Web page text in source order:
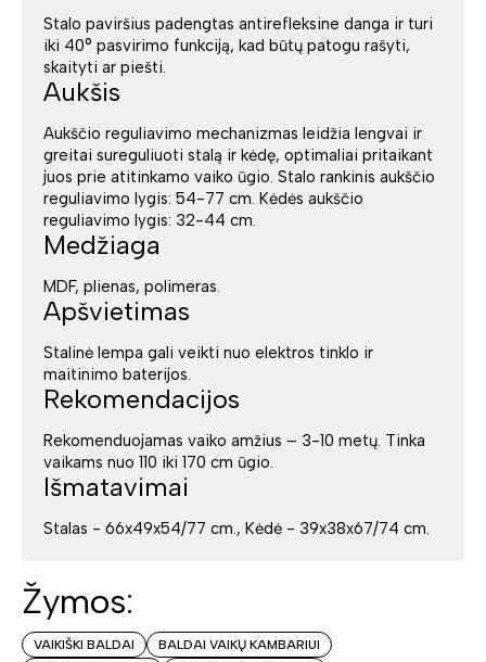
Stalo paviršius padengtas antirefleksine danga ir turi
iki 40° pasvirimo funkciją, kad būtų patogu rašyti,
skaityti ar piešti.
Aukšis
Aukščio reguliavimo mechanizmas leidžia lengvai ir
greitai sureguliuoti stalą ir kėdę, optimaliai pritaikant
juos prie atitinkamo vaiko ūgio. Stalo rankinis aukščio
reguliavimo lygis: 54-77 cm. Kėdės aukščio
reguliavimo lygis: 32-44 cm.
Medžiaga
MDF, plienas, polimeras.
Apšvietimas
Stalinė lempa gali veikti nuo elektros tinklo ir
maitinimo baterijos.
Rekomendacijos
Rekomenduojamas vaiko amžius – 3-10 metų. Tinka
vaikams nuo 110 iki 170 cm ūgio.
Išmatavimai
Stalas - 66x49x54/77 cm., Kėdė - 39x38x67/74 cm.
Žymos:
VAIKIŠKI BALDAI
BALDAI VAIKŲ KAMBARIUI